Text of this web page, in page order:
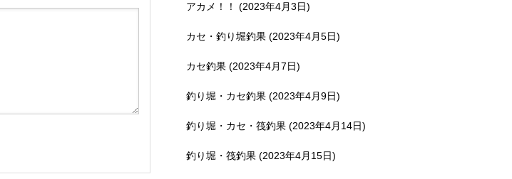
アカメ！！ (2023年4月3日)
カセ・釣り堀釣果 (2023年4月5日)
カセ釣果 (2023年4月7日)
釣り堀・カセ釣果 (2023年4月9日)
釣り堀・カセ・筏釣果 (2023年4月14日)
釣り堀・筏釣果 (2023年4月15日)